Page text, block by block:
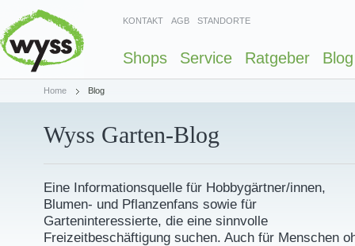
KONTAKT AGB STANDORTE
Shops Service Ratgeber Blog
Home Blog
Wyss Garten-Blog
Eine Informationsquelle für Hobbygärtner/innen,
Blumen- und Pflanzenfans sowie für
Garteninteressierte, die eine sinnvolle
Freizeitbeschäftigung suchen. Auch für Menschen